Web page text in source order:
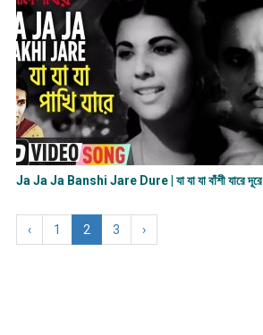
Ja Ja Ja Banshi Jare Dure | যা যা যা বাঁশী যারে দূরে
‹ 1 2 3 ›